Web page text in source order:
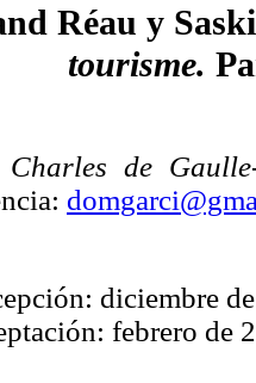
Réau y
tourisme.
de
diciembre
febrero de